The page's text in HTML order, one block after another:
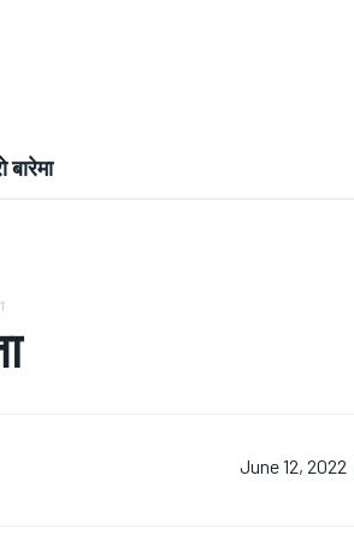
बारेमा
June 12, 2022